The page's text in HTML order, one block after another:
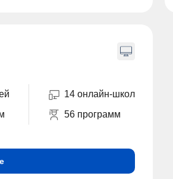
14 онлайн-школ
56 программ